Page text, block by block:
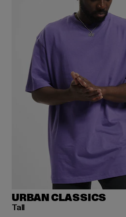
URBAN CLASSICS
Tall